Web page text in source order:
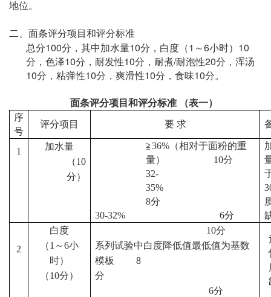
地位。
二、
面条评分项目和评分标准
总分100分，其中加水量10分，白度（1 ～6小时） 10
分，色泽10分，耐发性10分，耐煮/耐泡性20分，浑汤
10分，粘弹性10分，爽滑性10分，食味10分。
面条评分项目和评分标准
（表一）
序
号
评分项目 要 求
1
加水量
（10
分）
≧36% （相对于面粉的重
量）
10分
32-
35%
8分
30-32%
6分
2
白度
（1 ～6小
时）
（10分）
10分
系列试验中白度降低值最低值为基数
模板
8
分
6分